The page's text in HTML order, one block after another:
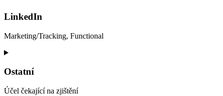
LinkedIn
Marketing/Tracking, Functional
Consent
service
Ostatní
Účel čekající na zjištění